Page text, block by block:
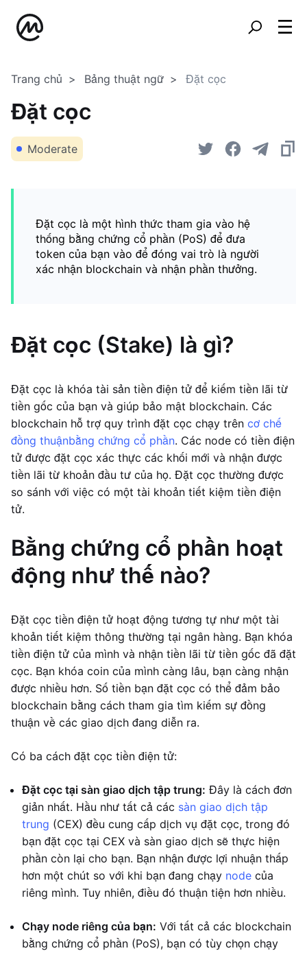
Trang chủ Bảng thuật ngữ Đặt cọc
Đặt cọc
Moderate
Đặt cọc là một hình thức tham gia vào hệ
thống bằng chứng cổ phần (PoS) để đưa
token của bạn vào để đóng vai trò là người
xác nhận blockchain và nhận phần thưởng.
Đặt cọc (Stake) là gì?
Đặt cọc là khóa tài sản tiền điện tử để kiếm tiền lãi từ
tiền gốc của bạn và giúp bảo mật blockchain. Các
blockchain hỗ trợ quy trình đặt cọc chạy trên cơ chế
đồng thuậnbằng chứng cổ phần. Các node có tiền điện
tử được đặt cọc xác thực các khối mới và nhận được
tiền lãi từ khoản đầu tư của họ. Đặt cọc thường được
so sánh với việc có một tài khoản tiết kiệm tiền điện
tử.
Bằng chứng cổ phần hoạt
động như thế nào?
Đặt cọc tiền điện tử hoạt động tương tự như một tài
khoản tiết kiệm thông thường tại ngân hàng. Bạn khóa
tiền điện tử của mình và nhận tiền lãi từ tiền gốc đã đặt
cọc. Bạn khóa coin của mình càng lâu, bạn càng nhận
được nhiều hơn. Số tiền bạn đặt cọc có thể đảm bảo
blockchain bằng cách tham gia tìm kiếm sự đồng
thuận về các giao dịch đang diễn ra.
Có ba cách đặt cọc tiền điện tử:
Đặt cọc tại sàn giao dịch tập trung: Đây là cách đơn
giản nhất. Hầu như tất cả các sàn giao dịch tập
trung (CEX) đều cung cấp dịch vụ đặt cọc, trong đó
bạn đặt cọc tại CEX và sàn giao dịch sẽ thực hiện
phần còn lại cho bạn. Bạn nhận được lợi nhuận thấp
hơn một chút so với khi bạn đang chạy node của
riêng mình. Tuy nhiên, điều đó thuận tiện hơn nhiều.
Chạy node riêng của bạn: Với tất cả các blockchain
bằng chứng cổ phần (PoS), bạn có tùy chọn chạy